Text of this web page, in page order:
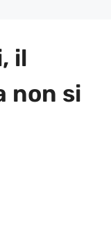
il
non si